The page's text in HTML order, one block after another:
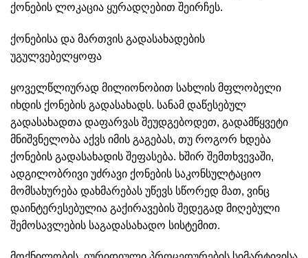
ქონების ლოკაცია ყურადღებით შეირჩეს.
ქონებისა და მართვის გადასახადების
უგულვებელყოფა
ყოველწლიურად მილიონობით სახლის მფლობელი
იხდის ქონების გადასახადს. სანამ დაწესებულ
გადასახადთა დაფარვას შეუდგებოდეთ, გადამწყვეტი
მნიშვნელობა აქვს იმის გაგებას, თუ როგორ ხდება
ქონების გადასახადის შეფასება. ხშირ შემთხვევაში,
ადგილობრივი უძრავი ქონების საკონსულტაციო
მომსახურება დახმარებას უწევს სწორედ მათ, ვინც
დაინტერესებულია გაქირავების შედეგად მიღებული
შემოსავლების საგადასახადო სისტემით.